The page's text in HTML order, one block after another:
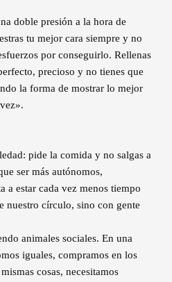
doble presión a la hora de
tu mejor cara siempre y no
por conseguirlo. Rellenas
precioso y no tienes que
la forma de mostrar lo mejor
pide la comida y no salgas a
ser más autónomos,
estar cada vez menos tiempo
nuestro círculo, sino con gente
animales sociales. En una
iguales, compramos en los
cosas, necesitamos